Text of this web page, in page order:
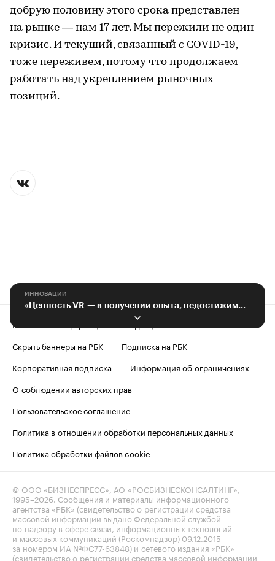
добрую половину этого срока представлен
на рынке — нам 17 лет. Мы пережили не один
кризис. И текущий, связанный с COVID-19,
тоже переживем, потому что продолжаем
работать над укреплением рыночных
позиций.
ИННОВАЦИИ
Контактная информация
Редакция
Скрыть баннеры на РБК
Подписка на РБК
Корпоративная подписка
Информация об ограничениях
О соблюдении авторских прав
Пользовательское соглашение
Политика в отношении обработки персональных данных
Политика обработки файлов cookie
© ООО «БИЗНЕСПРЕСС», АО «РОСБИЗНЕСКОНСАЛТИНГ»,
1995–2026 . Сообщения и материалы информационного
агентства «РБК» (свидетельство о регистрации средства
массовой информации выдано Федеральной службой
по надзору в сфере связи, информационных технологий
и массовых коммуникаций (Роскомнадзор) 09.12.2015
за номером ИА №ФС77-63848) и сетевого издания «РБК»
(свидетельство о регистрации средства массовой информации